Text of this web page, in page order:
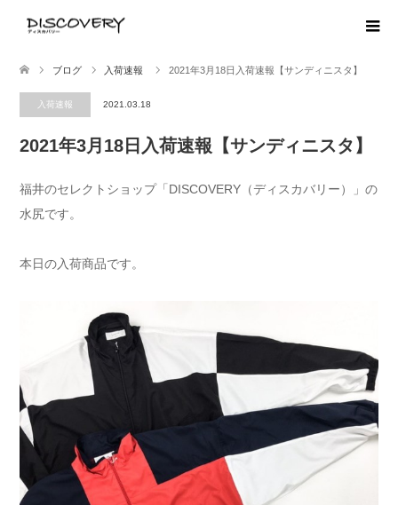
ブログ 入荷速報 2021年3月18日入荷速報【サンディニスタ】
入荷速報 2021.03.18
2021年3月18日入荷速報【サンディニスタ】
福井のセレクトショップ「DISCOVERY（ディスカバリー）」の
水尻です。
本日の入荷商品です。